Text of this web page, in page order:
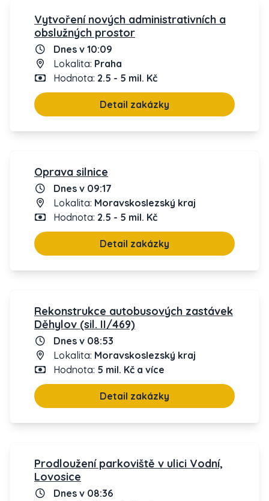
Vytvoření nových administrativních a
obslužných prostor
Dnes v 10:09
Lokalita: Praha
Hodnota: 2.5 - 5 mil. Kč
Detail zakázky
Oprava silnice
Dnes v 09:17
Lokalita: Moravskoslezský kraj
Hodnota: 2.5 - 5 mil. Kč
Detail zakázky
Rekonstrukce autobusových zastávek
Děhylov (sil. II/469)
Dnes v 08:53
Lokalita: Moravskoslezský kraj
Hodnota: 5 mil. Kč a více
Detail zakázky
Prodloužení parkoviště v ulici Vodní,
Lovosice
Dnes v 08:36